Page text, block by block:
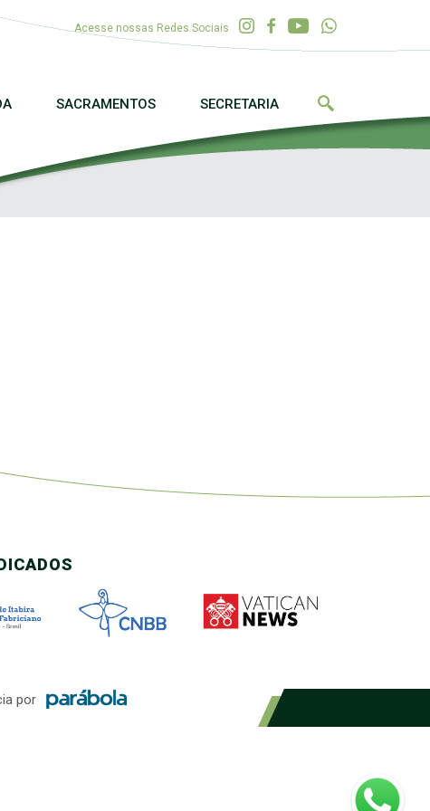
Acesse nossas Redes Sociais
SACRAMENTOS SECRETARIA
por